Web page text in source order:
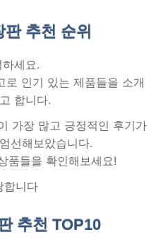
판 추천 순위
하세요.
로 인기 있는 제품들을 소개
합니다.
가장 많고 긍정적인 후기가
선해보았습니다.
품들을 확인해보세요!
합니다
추천 TOP10